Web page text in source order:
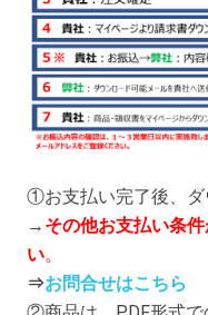
①お支払い完了後、ダ
→ その他お支払い条
い。
⇒お問合せはこちら